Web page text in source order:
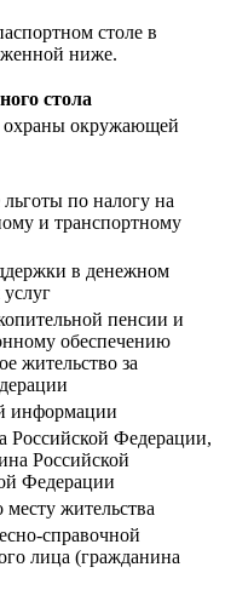
столе в
ниже.
стола
охраны окружающей
по налогу на
и транспортному
в денежном
пенсии и
обеспечению
жительство за
информации
Российской Федерации,
Российской
Федерации
жительства
справочной
лица (гражданина